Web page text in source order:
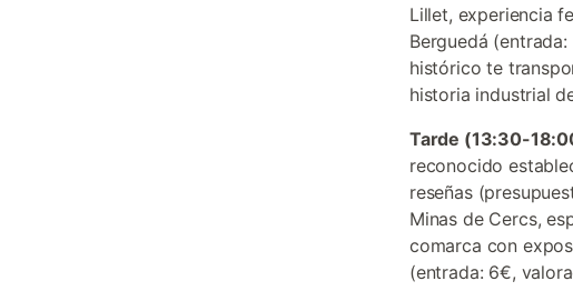
Lillet, experiencia
Berguedá
histórico te
historia industrial
Tarde (13:30-
reconocido
reseñas
Minas de Cercs,
comarca con
(entrada: 6€,